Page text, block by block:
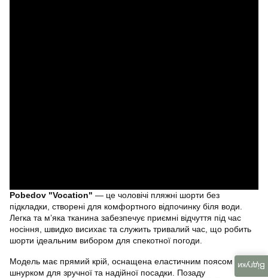
Pobedov "Vocation" — це чоловічі пляжні шорти без
підкладки, створені для комфортного відпочинку біля води.
Легка та м’яка тканина забезпечує приємні відчуття під час
носіння, швидко висихає та служить тривалий час, що робить
шорти ідеальним вибором для спекотної погоди.
Модель має прямий крій, оснащена еластичним поясом зі
шнурком для зручної та надійної посадки. Позаду
Відгуки